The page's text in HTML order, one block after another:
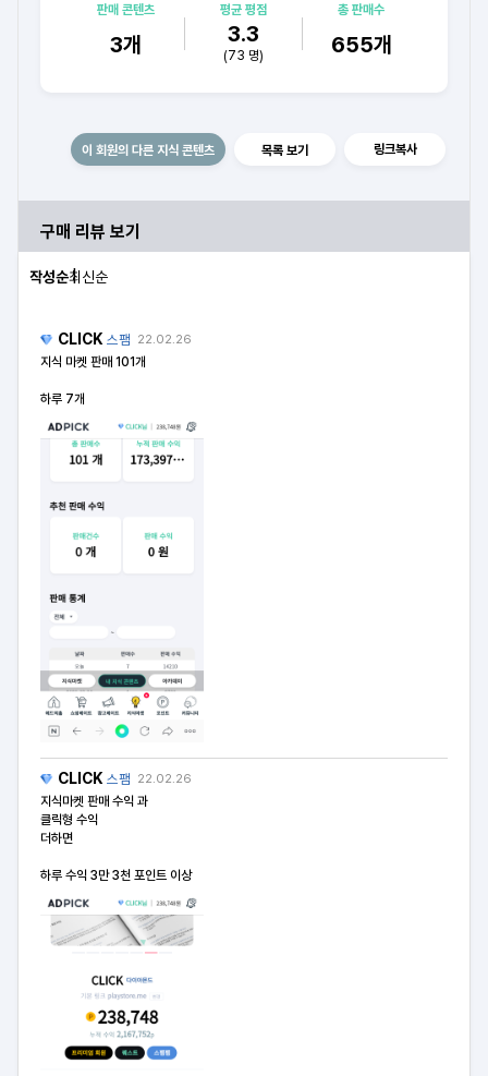
판매 콘텐츠
3개
평균 평점
3.3
(73 명)
총 판매수
655개
이 회원의 다른 지식 콘텐츠 목록 보기 링크복사
구매 리뷰 보기
작성순최신순
CLICK 스팸 22.02.26
지식 마켓 판매 101개
하루 7개
CLICK 스팸 22.02.26
지식마켓 판매 수익 과
클릭형 수익
더하면
하루 수익 3만 3천 포인트 이상